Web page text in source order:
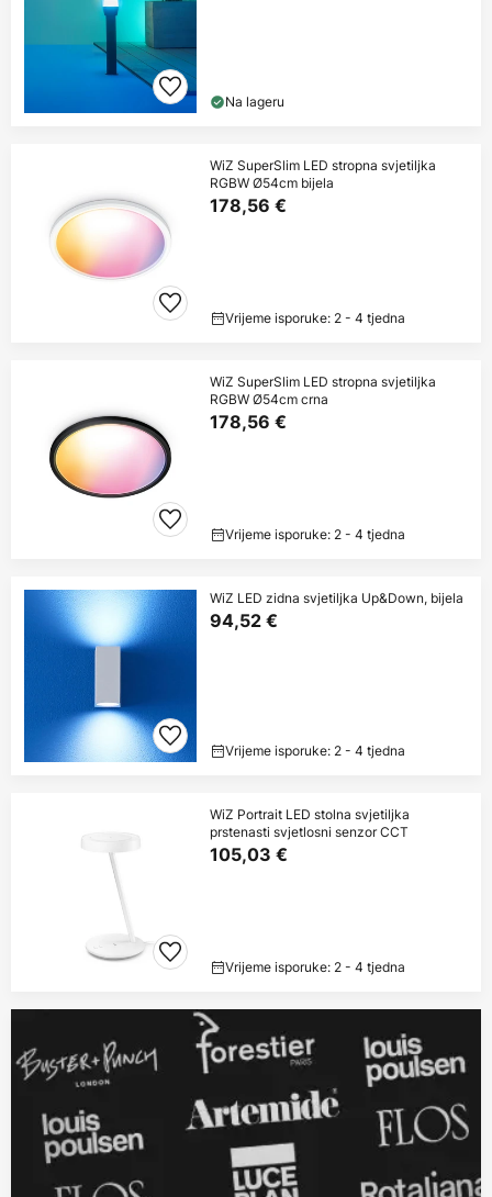
Na lageru
WiZ SuperSlim LED stropna svjetiljka
RGBW Ø54cm bijela
178,56 €
Vrijeme isporuke: 2 - 4 tjedna
WiZ SuperSlim LED stropna svjetiljka
RGBW Ø54cm crna
178,56 €
Vrijeme isporuke: 2 - 4 tjedna
WiZ LED zidna svjetiljka Up&Down, bijela
94,52 €
Vrijeme isporuke: 2 - 4 tjedna
WiZ Portrait LED stolna svjetiljka
prstenasti svjetlosni senzor CCT
105,03 €
Vrijeme isporuke: 2 - 4 tjedna